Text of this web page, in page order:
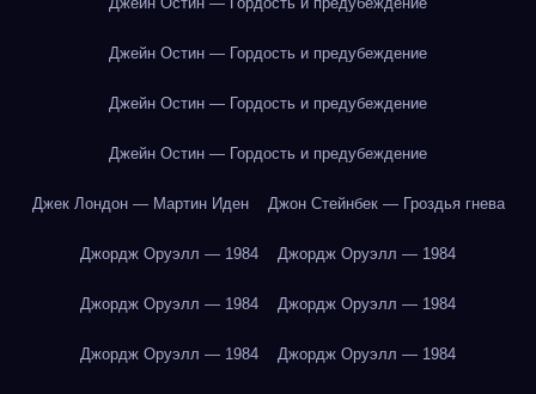
Джейн Остин — Гордость и предубеждение
Джейн Остин — Гордость и предубеждение
Джейн Остин — Гордость и предубеждение
Джек Лондон — Мартин Иден Джон Стейнбек — Гроздья гнева
Джордж Оруэлл — 1984 Джордж Оруэлл — 1984
Джордж Оруэлл — 1984 Джордж Оруэлл — 1984
Джордж Оруэлл — 1984 Джордж Оруэлл — 1984